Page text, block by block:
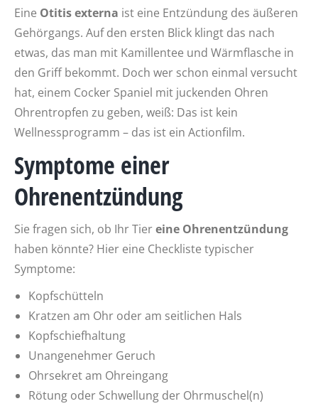
Eine Otitis externa ist eine Entzündung des äußeren
Gehörgangs. Auf den ersten Blick klingt das nach
etwas, das man mit Kamillentee und Wärmflasche in
den Griff bekommt. Doch wer schon einmal versucht
hat, einem Cocker Spaniel mit juckenden Ohren
Ohrentropfen zu geben, weiß: Das ist kein
Wellnessprogramm – das ist ein Actionfilm.
Symptome einer
Ohrenentzündung
Sie fragen sich, ob Ihr Tiereine Ohrenentzündung
haben könnte? Hier eine Checkliste typischer
Symptome:
Kopfschütteln
Kratzen am Ohr oder am seitlichen Hals
Kopfschiefhaltung
Unangenehmer Geruch
Ohrsekret am Ohreingang
Rötung oder Schwellung der Ohrmuschel(n)